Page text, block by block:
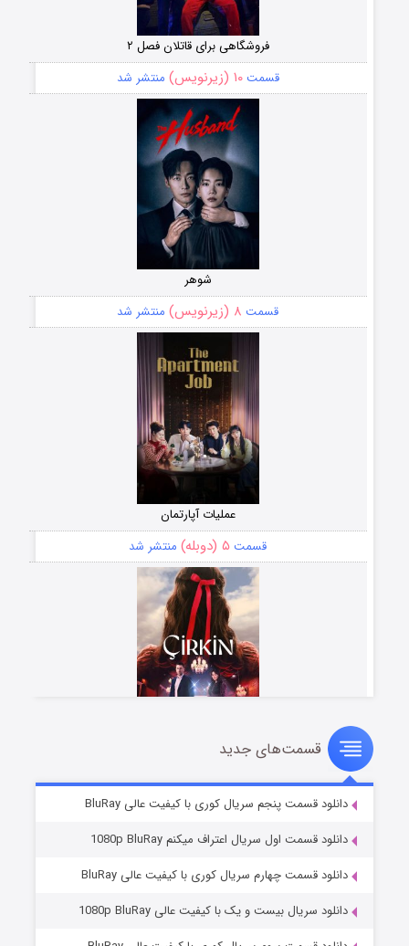
فروشگاهی برای قاتلان فصل ۲
قسمت۱۰ (زیرنویس) منتشر شد
شوهر
قسمت ۸ (زیرنویس) منتشر شد
عملیات آپارتمان
قسمت ۵ (دوبله) منتشر شد
سریال زشت
قسمت۲ (زیرنویس) منتشر شد
قسمت‌های جدید
دانلود قسمت پنجم سریال کوری با کیفیت عالی BluRay
دانلود قسمت اول سریال اعتراف میکنم 1080p BluRay
دانلود قسمت چهارم سریال کوری با کیفیت عالی BluRay
دانلود سریال بیست و یک با کیفیت عالی 1080p BluRay